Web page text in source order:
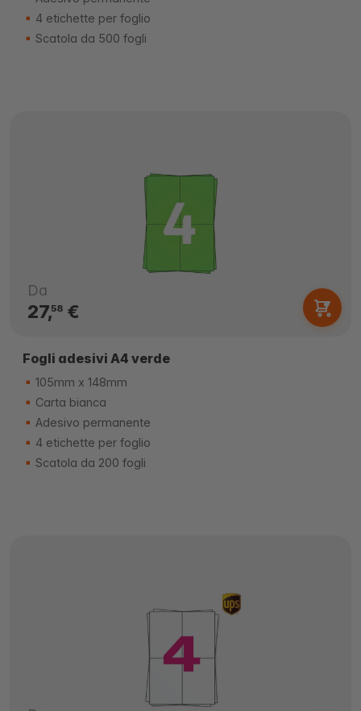
4 etichette per foglio
Scatola da 500 fogli
Da
27,58€
Fogli adesivi A4 verde
105mm x 148mm
Carta bianca
Adesivo permanente
4 etichette per foglio
Scatola da 200 fogli